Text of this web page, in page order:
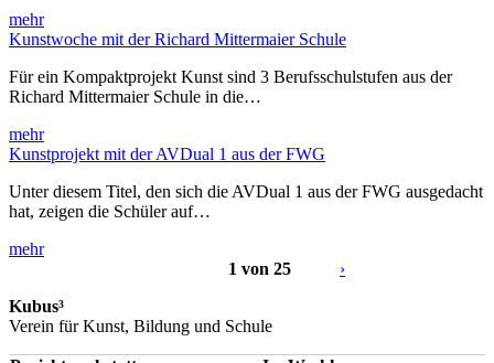
mehr
Kunstwoche mit der Richard Mittermaier Schule
Für ein Kompaktprojekt Kunst sind 3 Berufsschulstufen aus der
Richard Mittermaier Schule in die…
mehr
Kunstprojekt mit der AVDual 1 aus der FWG
Unter diesem Titel, den sich die AVDual 1 aus der FWG ausgedacht
hat, zeigen die Schüler auf…
mehr
1 von 25
›
Kubus³
Verein für Kunst, Bildung und Schule